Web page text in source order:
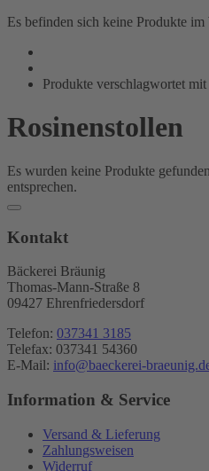
Es befinden sich keine Produkte im
Bräunig
Produkte verschlagwortet
Rosinenstollen
Es wurden keine Produkte
entsprechen.
Kontakt
Bäckerei Bräunig
Thomas-Mann-Straße 8
09427 Ehrenfriedersdorf
Telefon: 037341 3185
Telefax: 037341 54360
E-Mail: info@baeckerei-
Information & Service
Versand & Lieferung
Zahlungsweisen
Widerruf